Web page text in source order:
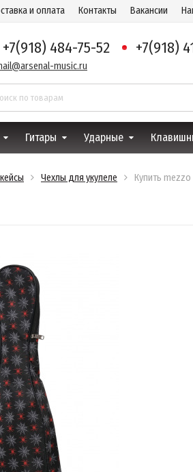
и оплата Контакты Вакансии
+7(918) 484-75-52 +7(918)
music.ru
Гитары Ударные
Чехлы для укулеле Купить